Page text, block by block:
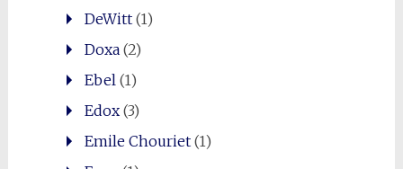
DeWitt(1)
Doxa(2)
Ebel (1)
Edox(3)
Emile Chouriet(1)